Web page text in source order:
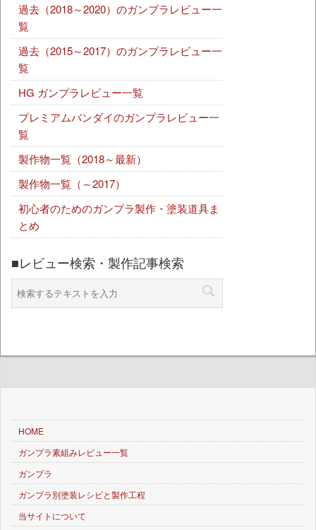
過去（2018～2020）のガンプラレビュー一
覧
過去（2015～2017）のガンプラレビュー一
覧
HG ガンプラレビュー一覧
プレミアムバンダイのガンプラレビュー一
覧
製作物一覧（2018～最新）
製作物一覧（～2017）
初心者のためのガンプラ製作・塗装道具ま
とめ
■レビュー検索・製作記事検索
HOME
ガンプラ素組みレビュー一覧
ガンプラ
ガンプラ別塗装レシピと製作工程
当サイトについて